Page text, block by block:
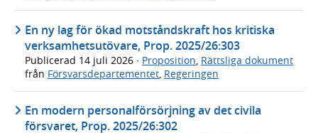
En ny lag för ökad motståndskraft hos kritiska
verksamhetsutövare, Prop. 2025/26:303
Publicerad 14 juli 2026 · Proposition Rättsliga dokument
från Försvarsdepartementet Regeringen
En modern personalförsörjning av det civila
försvaret, Prop. 2025/26:302